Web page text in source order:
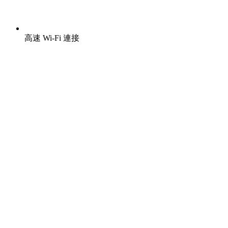
高速 Wi-Fi 連接